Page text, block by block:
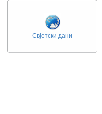
Свјетски дани